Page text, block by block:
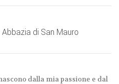
di San Mauro
dalla mia passione e dal